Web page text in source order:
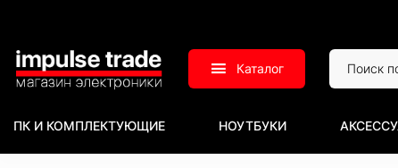
Каталог
ПК И КОМПЛЕКТУЮЩИЕ НОУТБУКИ